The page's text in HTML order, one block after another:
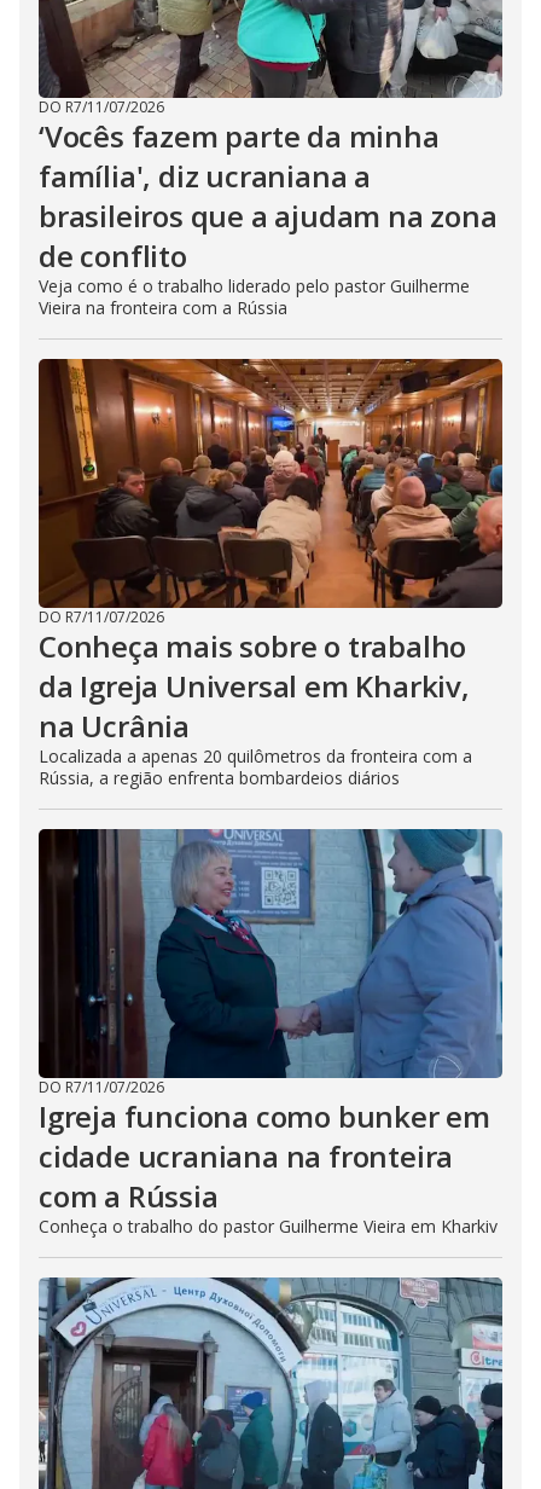
DO R7/11/07/2026
‘Vocês fazem parte da minha
família', diz ucraniana a
brasileiros que a ajudam na zona
de conflito
Veja como é o trabalho liderado pelo pastor Guilherme
Vieira na fronteira com a Rússia
DO R7/11/07/2026
Conheça mais sobre o trabalho
da Igreja Universal em Kharkiv,
na Ucrânia
Localizada a apenas 20 quilômetros da fronteira com a
Rússia, a região enfrenta bombardeios diários
DO R7/11/07/2026
Igreja funciona como bunker em
cidade ucraniana na fronteira
com a Rússia
Conheça o trabalho do pastor Guilherme Vieira em Kharkiv